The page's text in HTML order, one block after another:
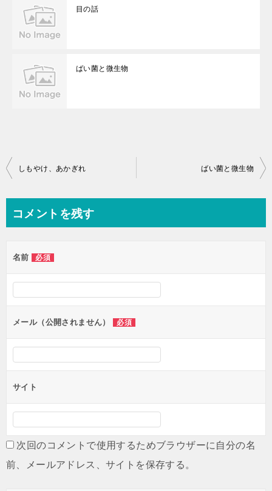
目の話
ばい菌と微生物
投
ビ
ー
シ
ョ
ン
しもやけ、あかぎれ ばい菌と微生物
コメントを残す
名前 必須
メール（公開されません） 必須
サイト
次回のコメントで使用するためブラウザーに自分の名
前、メールアドレス、サイトを保存する。